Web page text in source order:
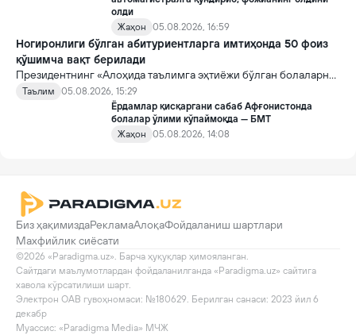
олди
Жаҳон
05.08.2026, 16:59
Ногиронлиги бўлган абитуриентларга имтиҳонда 50 фоиз
қўшимча вақт берилади
Президентнинг «Алоҳида таълимга эҳтиёжи бўлган болаларни
таълим ва ижтимоий хизматлар билан қамраб олиш тизимини
такомиллаштириш бўйича қўшимча чора-тадбирлар
тўғрисида»ги қарори билан инклюзив таълим соҳасида қатор
янги механизмлар жорий этилади.
Таълим
05.08.2026, 15:29
Ёрдамлар қисқаргани сабаб Афғонистонда
болалар ўлими кўпаймоқда — БМТ
Жаҳон
05.08.2026, 14:08
Биз ҳақимиздаРекламаАлоқаФойдаланиш шартлари
Махфийлик сиёсати
©2026 «Paradigma.uz». Барча ҳуқуқлар ҳимояланган.
Сайтдаги маълумотлардан фойдаланилганда «Paradigma.uz» сайтига
хавола кўрсатилиши шарт.
Электрон ОАВ гувоҳномаси: №180629. Берилган санаси: 2023 йил 6
декабр
Муассис: «Paradigma Media» МЧЖ